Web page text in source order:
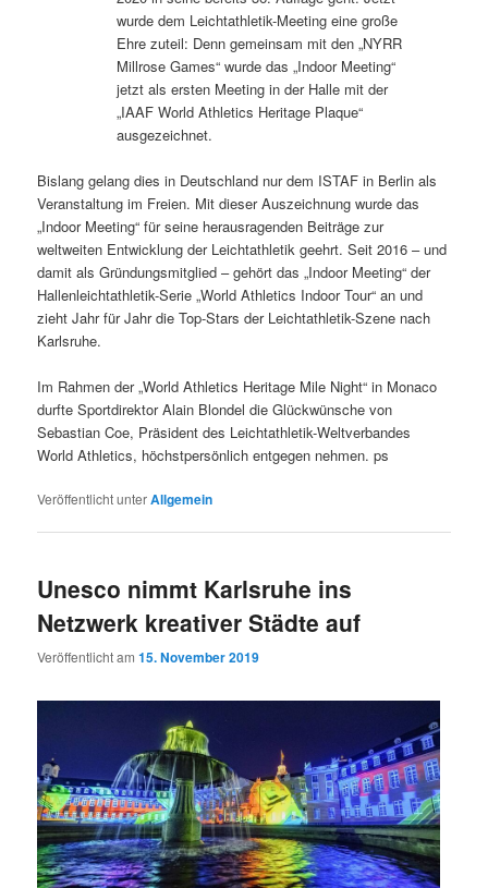
wurde dem Leichtathletik-Meeting eine große
Ehre zuteil: Denn gemeinsam mit den „NYRR
Millrose Games“ wurde das „Indoor Meeting“
jetzt als ersten Meeting in der Halle mit der
„IAAF World Athletics Heritage Plaque“
ausgezeichnet.
Bislang gelang dies in Deutschland nur dem ISTAF in Berlin als
Veranstaltung im Freien. Mit dieser Auszeichnung wurde das
„Indoor Meeting“ für seine herausragenden Beiträge zur
weltweiten Entwicklung der Leichtathletik geehrt. Seit 2016 – und
damit als Gründungsmitglied – gehört das „Indoor Meeting“ der
Hallenleichtathletik-Serie „World Athletics Indoor Tour“ an und
zieht Jahr für Jahr die Top-Stars der Leichtathletik-Szene nach
Karlsruhe.
Im Rahmen der „World Athletics Heritage Mile Night“ in Monaco
durfte Sportdirektor Alain Blondel die Glückwünsche von
Sebastian Coe, Präsident des Leichtathletik-Weltverbandes
World Athletics, höchstpersönlich entgegen nehmen. ps
Veröffentlicht unterAllgemein
Unesco nimmt Karlsruhe ins
Netzwerk kreativer Städte auf
Veröffentlicht am15. November 2019